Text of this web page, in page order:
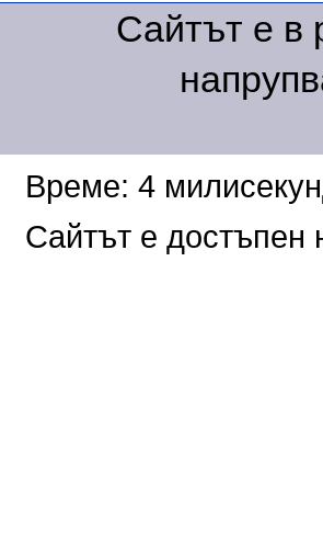
Сайтът е в
Време: 4
Сайтът е достъпен